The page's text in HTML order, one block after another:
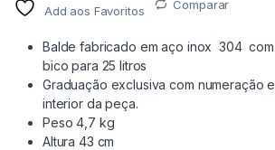
Add aos Favoritos Comparar
Balde fabricado em aço inox 304
bico para 25 litros
Graduação exclusiva com numeração
interior da peça.
Peso 4,7 kg
Altura 43 cm